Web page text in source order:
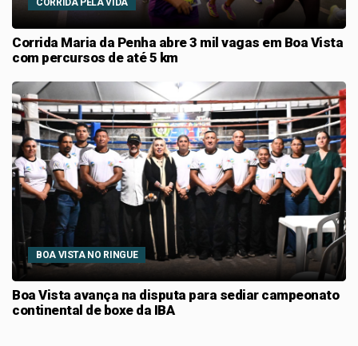
CORRIDA PELA VIDA
Corrida Maria da Penha abre 3 mil vagas em Boa Vista
com percursos de até 5 km
BOA VISTA NO RINGUE
Boa Vista avança na disputa para sediar campeonato
continental de boxe da IBA